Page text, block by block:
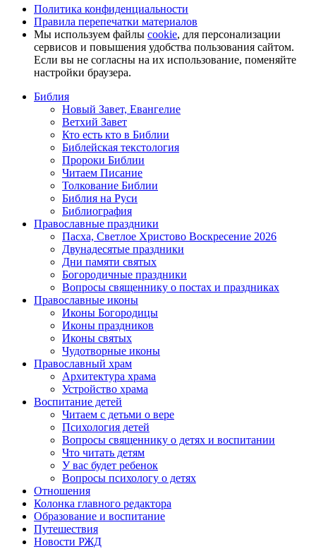
Политика конфиденциальности
Правила перепечатки материалов
Мы используем файлы cookie, для персонализации
сервисов и повышения удобства пользования сайтом.
Если вы не согласны на их использование, поменяйте
настройки браузера.
Библия
Новый Завет, Евангелие
Ветхий Завет
Кто есть кто в Библии
Библейская текстология
Пророки Библии
Читаем Писание
Толкование Библии
Библия на Руси
Библиография
Православные праздники
Пасха, Светлое Христово Воскресение 2026
Двунадесятые праздники
Дни памяти святых
Богородичные праздники
Вопросы священнику о постах и праздниках
Православные иконы
Иконы Богородицы
Иконы праздников
Иконы святых
Чудотворные иконы
Православный храм
Архитектура храма
Устройство храма
Воспитание детей
Читаем с детьми о вере
Психология детей
Вопросы священнику о детях и воспитании
Что читать детям
У вас будет ребенок
Вопросы психологу о детях
Отношения
Колонка главного редактора
Образование и воспитание
Путешествия
Новости РЖД